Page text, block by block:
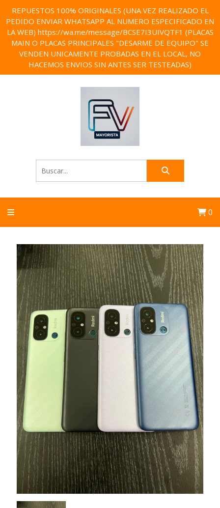
REPUESTOS 100% ORIGINALES (UNA VEZ REALIZADO EL
PEDIDO ENVIAR WHATSAPP AL NUMERO ESPECIFICADO EN
LA WEB) https://wa.me/message/BCSE7I3UIVQTF1 (PLACAS
MAIN O PLACAS PRINCIPALES "DESARME DE EQUIPO" SE
VENDEN UNICAMENTE PROBADAS EN EL LOCAL, NO
HACEMOS ENVIOS SIN ANTES SER TESTEADAS)
0